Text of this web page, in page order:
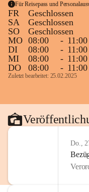
Für Reisepass und
FR
Geschlossen
SA
Geschlossen
SO
Geschlossen
MO 08:00 - 11:00
DI
08:00 - 11:00
MI
08:00 - 11:00
DO
08:00 - 11:00
Zuletzt bearbeitet: 25.02.2025
Do.,